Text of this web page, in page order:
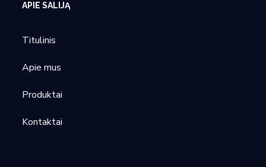
APIE SALIJĄ
Titulinis
Apie mus
Produktai
Kontaktai